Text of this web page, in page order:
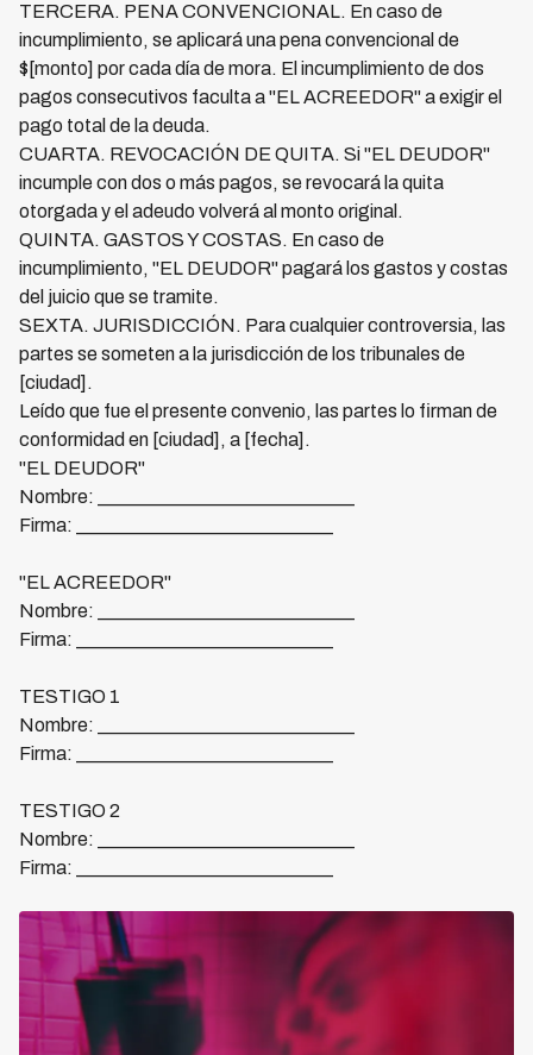
TERCERA. PENA CONVENCIONAL. En caso de
incumplimiento, se aplicará una pena convencional de
$[monto] por cada día de mora. El incumplimiento de dos
pagos consecutivos faculta a "EL ACREEDOR" a exigir el
pago total de la deuda.
CUARTA. REVOCACIÓN DE QUITA. Si "EL DEUDOR"
incumple con dos o más pagos, se revocará la quita
otorgada y el adeudo volverá al monto original.
QUINTA. GASTOS Y COSTAS. En caso de
incumplimiento, "EL DEUDOR" pagará los gastos y costas
del juicio que se tramite.
SEXTA. JURISDICCIÓN. Para cualquier controversia, las
partes se someten a la jurisdicción de los tribunales de
[ciudad].
Leído que fue el presente convenio, las partes lo firman de
conformidad en [ciudad], a [fecha].
"EL DEUDOR"
Nombre: ___________________________
Firma: ___________________________
"EL ACREEDOR"
Nombre: ___________________________
Firma: ___________________________
TESTIGO 1
Nombre: ___________________________
Firma: ___________________________
TESTIGO 2
Nombre: ___________________________
Firma: ___________________________